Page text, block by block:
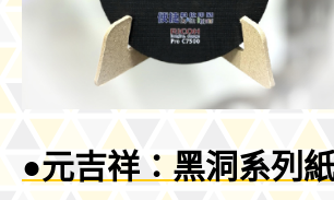
●元吉祥：黑洞系列